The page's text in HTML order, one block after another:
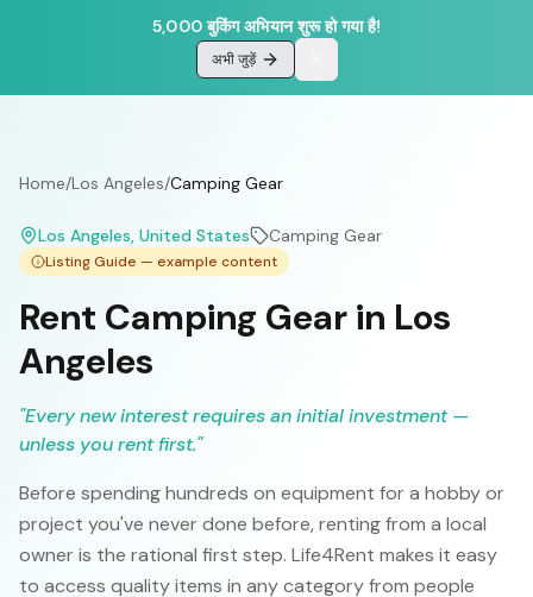
5,000 बुकिंग अभियान शुरू हो गया है!
अभी जुड़ें
Home/Los Angeles/Camping Gear
Los Angeles, United States Camping Gear
Listing Guide — example content
Rent Camping Gear in Los
Angeles
"Every new interest requires an initial investment —
unless you rent first."
Before spending hundreds on equipment for a hobby or
project you've never done before, renting from a local
owner is the rational first step. Life4Rent makes it easy
to access quality items in any category from people